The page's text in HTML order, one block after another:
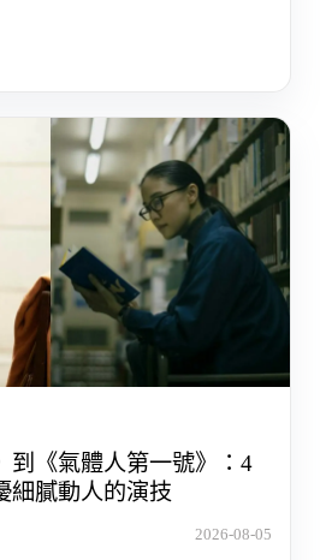
到《氣體人第一號》：4
細膩動人的演技
2026-08-05